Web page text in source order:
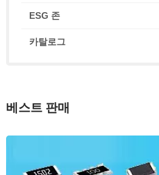
ESG 존
카탈로그
베스트 판매